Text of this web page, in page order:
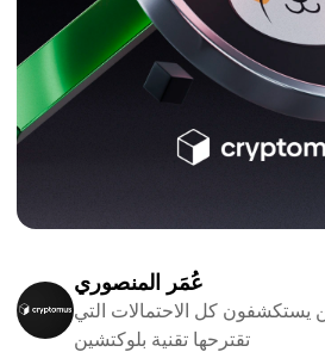
عُمَر المنصوري
يستكشفون كل الاحتمالات التي
تقترحها تقنية بلوكتشين